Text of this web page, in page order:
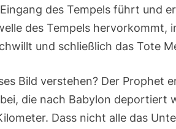
17|
Ev:
Joh
2,13-
22
des Tempels führt und
des Tempels hervorkommt,
und schließlich das Tote
Bild verstehen? Der Prophet
die nach Babylon deportiert
Dass nicht alle das